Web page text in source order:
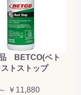
BETCO(ベト
トストップ
￥11,880